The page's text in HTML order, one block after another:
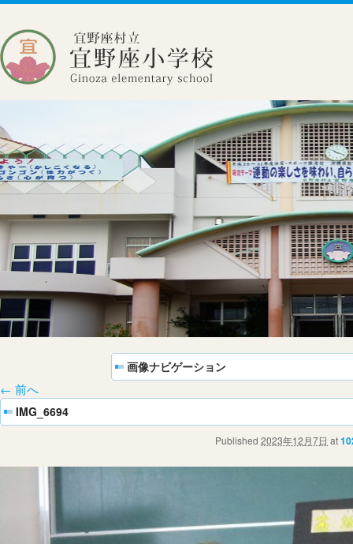
画像ナビゲーション
← 前へ
IMG_6694
Published 2023年12月7日 at